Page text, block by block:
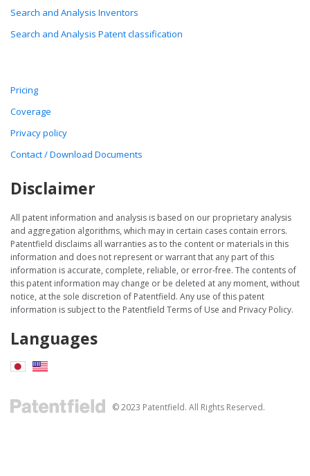
Search and Analysis Inventors
Search and Analysis Patent classification
Pricing
Coverage
Privacy policy
Contact / Download Documents
Disclaimer
All patent information and analysis is based on our proprietary analysis
and aggregation algorithms, which may in certain cases contain errors.
Patentfield disclaims all warranties as to the content or materials in this
information and does not represent or warrant that any part of this
information is accurate, complete, reliable, or error-free. The contents of
this patent information may change or be deleted at any moment, without
notice, at the sole discretion of Patentfield. Any use of this patent
information is subject to the Patentfield Terms of Use and Privacy Policy.
Languages
© 2023 Patentfield. All Rights Reserved.